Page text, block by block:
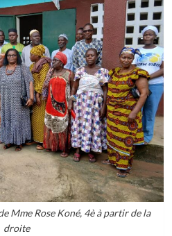
Mme Rose Koné, 4è à partir de la
droite